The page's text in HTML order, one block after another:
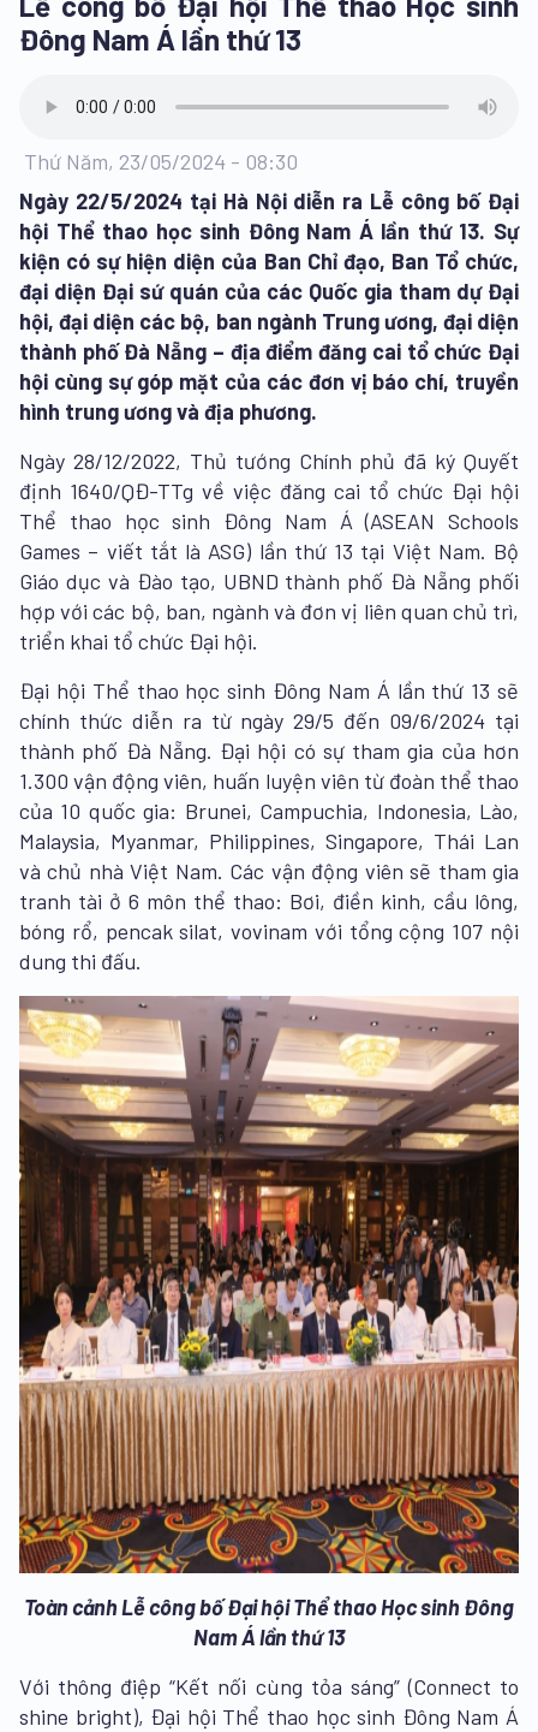
Đông Nam Á lần thứ 13
Thứ Năm, 23/05/2024 - 08:30
Ngày 22/5/2024 tại Hà Nội diễn ra Lễ công bố Đại
hội Thể thao học sinh Đông Nam Á lần thứ 13. Sự
kiện có sự hiện diện của Ban Chỉ đạo, Ban Tổ chức,
đại diện Đại sứ quán của các Quốc gia tham dự Đại
hội, đại diện các bộ, ban ngành Trung ương, đại diện
thành phố Đà Nẵng – địa điểm đăng cai tổ chức Đại
hội cùng sự góp mặt của các đơn vị báo chí, truyền
hình trung ương và địa phương.
Ngày 28/12/2022, Thủ tướng Chính phủ đã ký Quyết
định 1640/QĐ-TTg về việc đăng cai tổ chức Đại hội
Thể thao học sinh Đông Nam Á (ASEAN Schools
Games – viết tắt là ASG) lần thứ 13 tại Việt Nam. Bộ
Giáo dục và Đào tạo, UBND thành phố Đà Nẵng phối
hợp với các bộ, ban, ngành và đơn vị liên quan chủ trì,
triển khai tổ chức Đại hội.
Đại hội Thể thao học sinh Đông Nam Á lần thứ 13 sẽ
chính thức diễn ra từ ngày 29/5 đến 09/6/2024 tại
thành phố Đà Nẵng. Đại hội có sự tham gia của hơn
1.300 vận động viên, huấn luyện viên từ đoàn thể thao
của 10 quốc gia: Brunei, Campuchia, Indonesia, Lào,
Malaysia, Myanmar, Philippines, Singapore, Thái Lan
và chủ nhà Việt Nam. Các vận động viên sẽ tham gia
tranh tài ở 6 môn thể thao: Bơi, điền kinh, cầu lông,
bóng rổ, pencak silat, vovinam với tổng cộng 107 nội
dung thi đấu.
Toàn cảnh Lễ công bố Đại hội Thể thao Học sinh Đông
Nam Á lần thứ 13
Với thông điệp “Kết nối cùng tỏa sáng” (Connect to
shine bright), Đại hội Thể thao học sinh Đông Nam Á